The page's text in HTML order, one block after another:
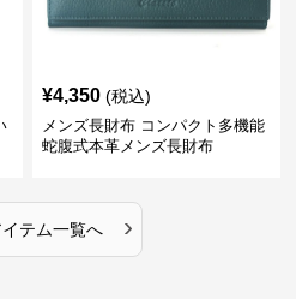
¥4,350 (税込)
メンズ長財布 コンパクト多機能
蛇腹式本革メンズ長財布
イテム一覧へ ›